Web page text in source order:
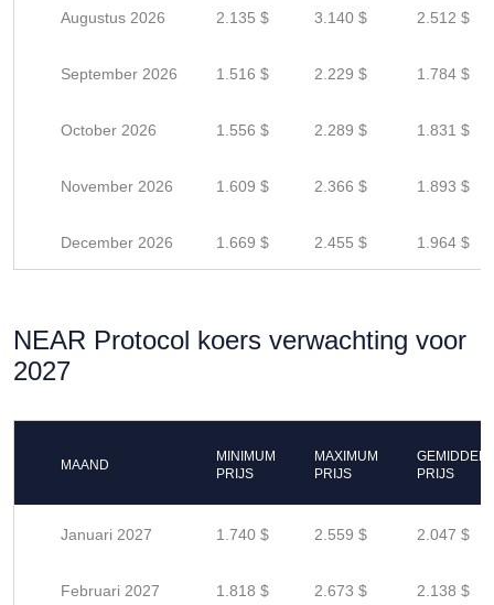
Augustus 2026 2.135 $ 3.140 $ 2.512 $
September 2026 1.516 $ 2.229 $ 1.784 $
October 2026 1.556 $ 2.289 $ 1.831 $
November 2026 1.609 $ 2.366 $ 1.893 $
December 2026 1.669 $ 2.455 $ 1.964 $
NEAR Protocol koers verwachting voor
2027
MAAND
MINIMUM
PRIJS
MAXIMUM
PRIJS
PRIJS
Januari 2027 1.740 $ 2.559 $ 2.047 $
Februari 2027 1.818 $ 2.673 $ 2.138 $